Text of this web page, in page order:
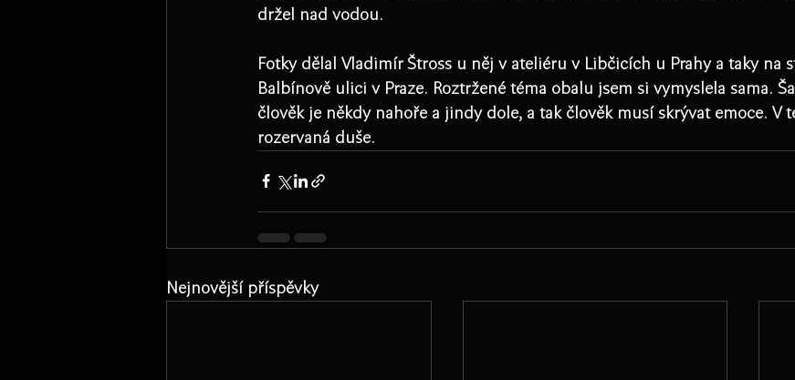
držel nad vodou.​
Fotky dělal Vladimír Štross u něj v ateliéru v Libčicích u Prahy a taky na
Balbínově ulici v Praze. Roztržené téma obalu jsem si vymyslela sama.
člověk je někdy nahoře a jindy dole, a tak člověk musí skrývat emoce. V
rozervaná duše.
Nejnovější příspěvky